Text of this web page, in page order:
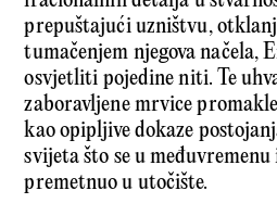
prepuštajući uzništvu,
tumačenjem njegova načela,
osvjetliti pojedine niti. Te
zaboravljene mrvice
kao opipljive dokaze
svijeta što se u
premetnuo u utočište.